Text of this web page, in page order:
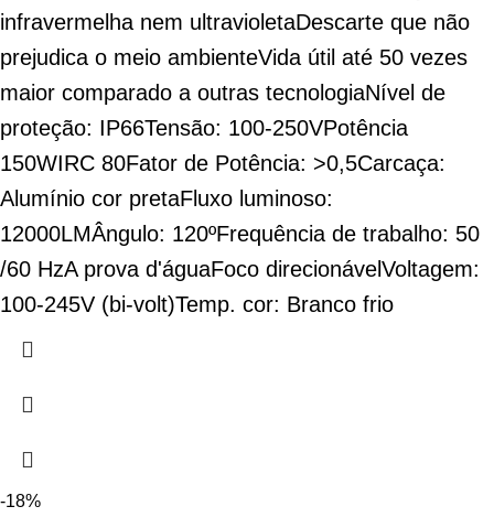
infravermelha nem ultravioletaDescarte que não
prejudica o meio ambienteVida útil até 50 vezes
maior comparado a outras tecnologiaNível de
proteção: IP66Tensão: 100-250VPotência
150WIRC 80Fator de Potência: >0,5Carcaça:
Alumínio cor pretaFluxo luminoso:
12000LMÂngulo: 120ºFrequência de trabalho: 50
/60 HzA prova d'águaFoco direcionávelVoltagem:
100-245V (bi-volt)Temp. cor: Branco frio
-18%